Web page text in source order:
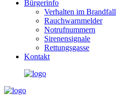
Bürgerinfo
Verhalten im Brandfall
Rauchwarnmelder
Notrufnummern
Sirenensignale
Rettungsgasse
Kontakt